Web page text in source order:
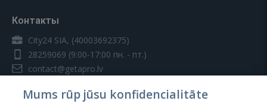
Контакты
City24 SIA, (40003692375)
28259069 (9:00-17:00 пн. - пт.)
contact@getapro.lv
Mums rūp jūsu konfidencialitāte